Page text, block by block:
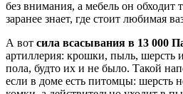
без внимания, а мебель он обходит
заранее знает, где стоит любимая
А вот сила всасывания в 13 000
артиллерия: крошки, пыль, шерсть
пола, будто их и не было. Такой
если в доме есть питомцы: шерсть